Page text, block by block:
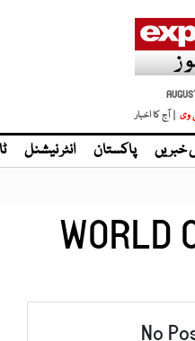
وی | آج کا اخبار
پاکستان انٹر نیشنل
WORLD
No